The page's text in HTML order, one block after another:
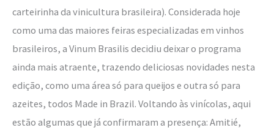
carteirinha da vinicultura brasileira). Considerada hoje
como uma das maiores feiras especializadas em vinhos
brasileiros, a Vinum Brasilis decidiu deixar o programa
ainda mais atraente, trazendo deliciosas novidades nesta
edição, como uma área só para queijos e outra só para
azeites, todos Made in Brazil. Voltando às vinícolas, aqui
estão algumas que já confirmaram a presença: Amitié,